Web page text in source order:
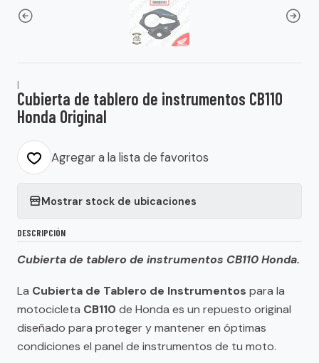
|
Cubierta de tablero de instrumentos CB110
Honda Original
Agregar a la lista de favoritos
Mostrar stock de ubicaciones
DESCRIPCIÓN
Cubierta de tablero de instrumentos CB110 Honda.
La Cubierta de Tablero de Instrumentos para la
motocicleta CB110 de Honda es un repuesto original
diseñado para proteger y mantener en óptimas
condiciones el panel de instrumentos de tu moto.